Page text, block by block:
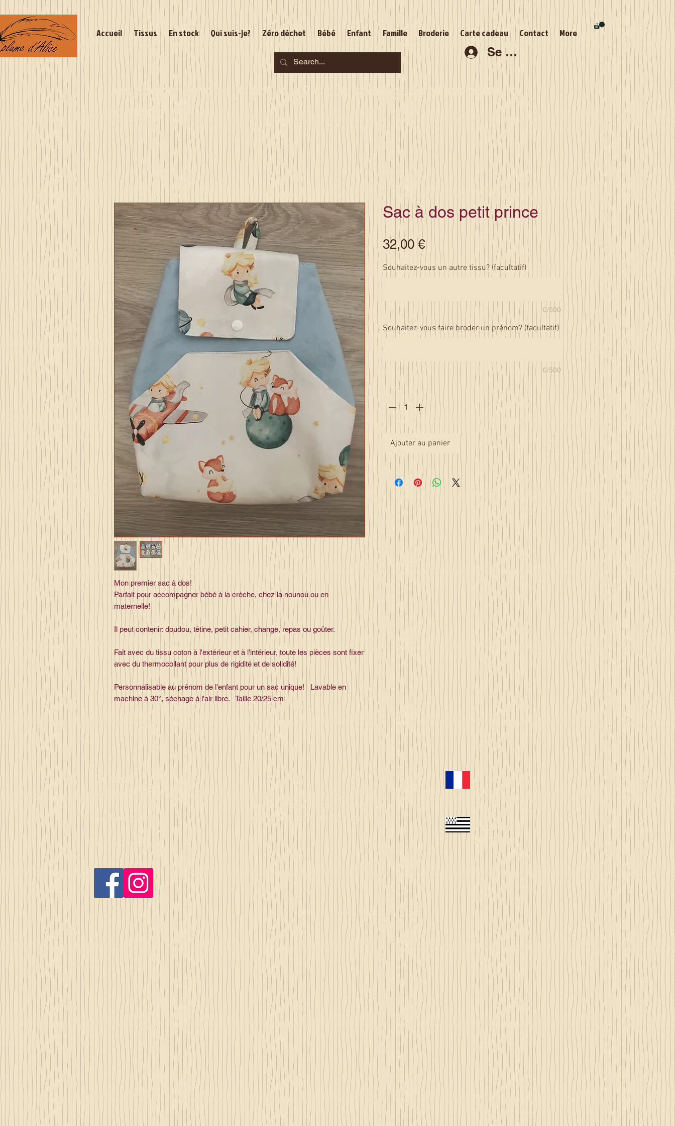
Accueil Tissus En stock Qui suis-je? Zéro déchet Bébé Enfant Famille Broderie Carte cadeau Contact More
Se connecter
Les commandes jusqu'au 2 août sont garanties pour la
rentrée
Je serai en congés du 10 au 23 août
Mon premier sac à dos!
Parfait pour accompagner bébé à la crèche, chez la nounou ou en
maternelle!
Il peut contenir: doudou, tétine, petit cahier, change, repas ou goûter.
Fait avec du tissu coton à l'extérieur et à l'intérieur, toute les pièces sont fixer
avec du thermocollant pour plus de rigidité et de solidité!
Personnalisable au prénom de l'enfant pour un sac unique! Lavable en
machine à 30°, séchage à l'air libre. Taille 20/25 cm
Sac à dos petit prince
32,00 €Prix
Souhaitez-vous un autre tissu? (facultatif)
0/500
Souhaitez-vous faire broder un prénom? (facultatif)
0/500
Quantité *
Ajouter au panier
Contact
la_plume_d_alice@yahoo.com
La plume d'Alice
2, lieu dit la rivière
35140 Gosné
Commandez en ligne et recevez votre
commande sous 3 à 25 jours
Made in
France
Made in
Bretagne
© 2023 by Just 4 Kids. Proudly created with Wix.com